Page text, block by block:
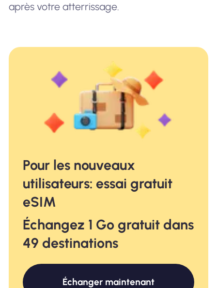
après votre atterrissage.
Pour les nouveaux
utilisateurs: essai gratuit
eSIM
Échangez 1 Go gratuit dans
49 destinations
Échanger maintenant